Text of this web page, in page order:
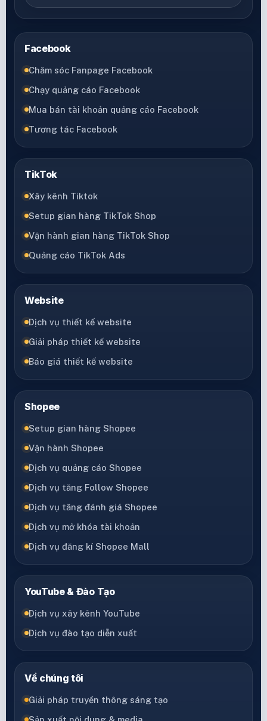
Facebook
Chăm sóc Fanpage Facebook
Chạy quảng cáo Facebook
Mua bán tài khoản quảng cáo Facebook
Tương tác Facebook
TikTok
Xây kênh Tiktok
Setup gian hàng TikTok Shop
Vận hành gian hàng TikTok Shop
Quảng cáo TikTok Ads
Website
Dịch vụ thiết kế website
Giải pháp thiết kế website
Báo giá thiết kế website
Shopee
Setup gian hàng Shopee
Vận hành Shopee
Dịch vụ quảng cáo Shopee
Dịch vụ tăng Follow Shopee
Dịch vụ tăng đánh giá Shopee
Dịch vụ mở khóa tài khoản
Dịch vụ đăng kí Shopee Mall
YouTube & Đào Tạo
Dịch vụ xây kênh YouTube
Dịch vụ đào tạo diễn xuất
Về chúng tôi
Giải pháp truyền thông sáng tạo